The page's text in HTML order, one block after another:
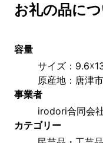
お礼の品に
容量
サイズ：
原産地：唐
事業者
irodori合同会
カテゴリー